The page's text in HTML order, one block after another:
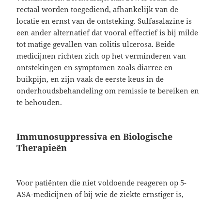
rectaal worden toegediend, afhankelijk van de
locatie en ernst van de ontsteking. Sulfasalazine is
een ander alternatief dat vooral effectief is bij milde
tot matige gevallen van colitis ulcerosa. Beide
medicijnen richten zich op het verminderen van
ontstekingen en symptomen zoals diarree en
buikpijn, en zijn vaak de eerste keus in de
onderhoudsbehandeling om remissie te bereiken en
te behouden.
Immunosuppressiva en Biologische
Therapieën
Voor patiënten die niet voldoende reageren op 5-
ASA-medicijnen of bij wie de ziekte ernstiger is,